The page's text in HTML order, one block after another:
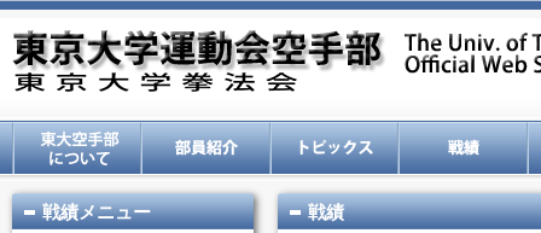
戦績メニュー 戦績